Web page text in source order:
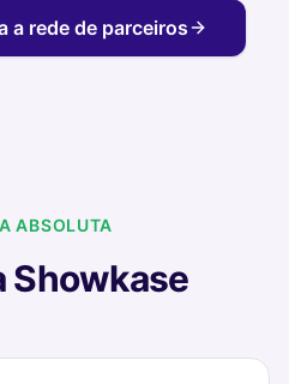
a rede de parceiros
ABSOLUTA
Showkase